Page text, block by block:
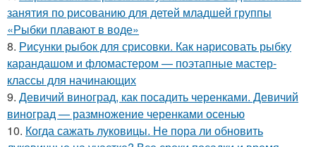
занятия по рисованию для детей младшей группы
«Рыбки плавают в воде»
8. Рисунки рыбок для срисовки. Как нарисовать рыбку
карандашом и фломастером — поэтапные мастер-
классы для начинающих
9. Девичий виноград, как посадить черенками. Девичий
виноград — размножение черенками осенью
10. Когда сажать луковицы. Не пора ли обновить